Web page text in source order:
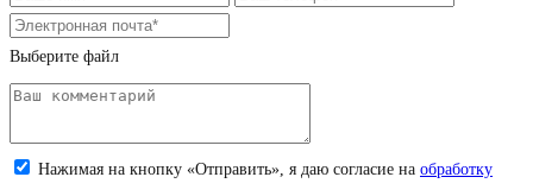
Выберите файл
Загрузите снимок (jpeg, png; до 5 Мб)
Нажимая на кнопку «Отправить», я даю согласие на обработку